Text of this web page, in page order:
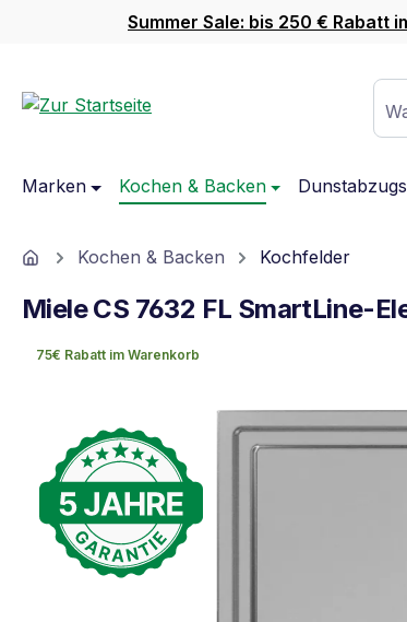
Hauptinhalt springen
Zur Suche springen
Zur Hauptnavigation springen
Summer Sale: bis 250 € Rabatt
Marken Kochen & Backen
HomeKochen & Backen Kochfelder
Miele CS 7632 FL SmartLine-
75€ Rabatt im Warenkorb
Bildergalerie überspringen